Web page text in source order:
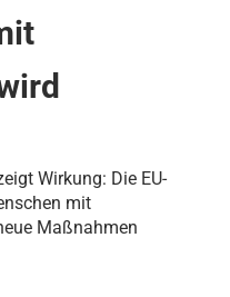
Wirkung: Die EU-
mit
Maßnahmen